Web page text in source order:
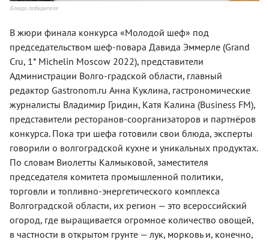
Блюдо победителя
В жюри финала конкурса «Молодой шеф» под
председательством шеф-повара Давида Эммерле (Grand
Cru, 1* Michelin Moscow 2022), представители
Администрации Волго-градской области, главный
редактор Gastronom.ru Анна Куклина, гастрономические
журналисты Владимир Гридин, Катя Калина (Business FM),
представители ресторанов-соорганизаторов и партнёров
конкурса. Пока три шефа готовили свои блюда, эксперты
говорили о волгоградской кухне и уникальных продуктах.
По словам Виолетты Калмыковой, заместителя
председателя комитета промышленной политики,
торговли и топливно-энергетического комплекса
Волгоградской области, их регион — это всероссийский
огород, где выращивается огромное количество овощей,
в частности в открытом грунте — лук, морковь и, конечно,